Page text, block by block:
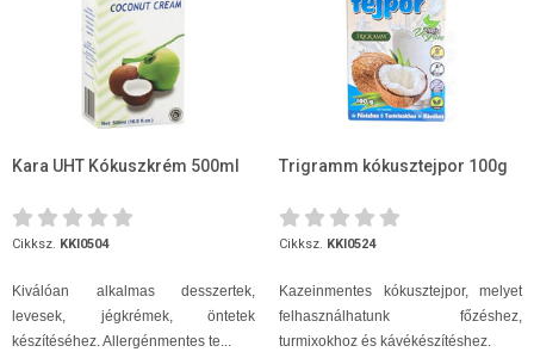
Kara UHT Kókuszkrém 500ml
Cikksz. KKI0504
Kiválóan alkalmas desszertek,
levesek, jégkrémek, öntetek
készítéséhez. Allergénmentes te...
Trigramm kókusztejpor 100g
Cikksz. KKI0524
Kazeinmentes kókusztejpor, melyet
felhasználhatunk főzéshez,
turmixokhoz és kávékészítéshez.